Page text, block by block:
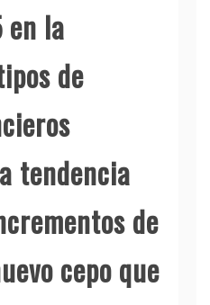
en la
de
tendencia
de
cepo que